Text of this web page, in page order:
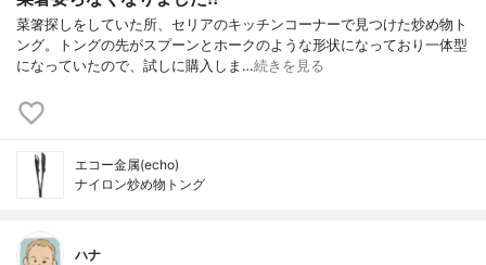
菜箸探しをしていた所、セリアのキッチンコーナーで見つけた炒め物ト
ング。トングの先がスプーンとホークのような形状になっており一体型
になっていたので、試しに購入しま…続きを見る
エコー金属(echo)
ナイロン炒め物トング
ハナ